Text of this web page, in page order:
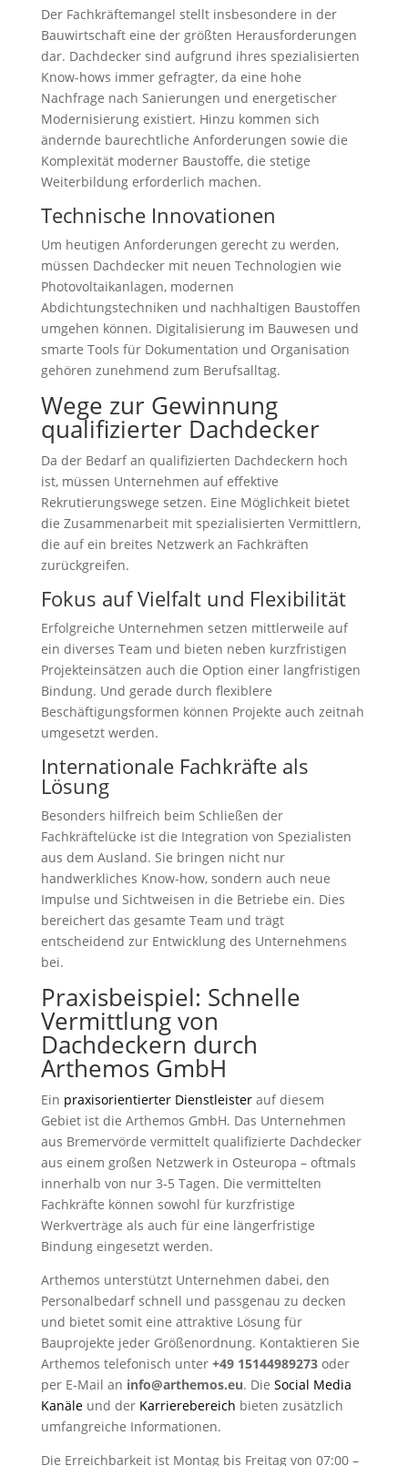
Der Fachkräftemangel stellt insbesondere in der
Bauwirtschaft eine der größten Herausforderungen
dar. Dachdecker sind aufgrund ihres spezialisierten
Know-hows immer gefragter, da eine hohe
Nachfrage nach Sanierungen und energetischer
Modernisierung existiert. Hinzu kommen sich
ändernde baurechtliche Anforderungen sowie die
Komplexität moderner Baustoffe, die stetige
Weiterbildung erforderlich machen.
Technische Innovationen
Um heutigen Anforderungen gerecht zu werden,
müssen Dachdecker mit neuen Technologien wie
Photovoltaikanlagen, modernen
Abdichtungstechniken und nachhaltigen Baustoffen
umgehen können. Digitalisierung im Bauwesen und
smarte Tools für Dokumentation und Organisation
gehören zunehmend zum Berufsalltag.
Wege zur Gewinnung
qualifizierter Dachdecker
Da der Bedarf an qualifizierten Dachdeckern hoch
ist, müssen Unternehmen auf effektive
Rekrutierungswege setzen. Eine Möglichkeit bietet
die Zusammenarbeit mit spezialisierten Vermittlern,
die auf ein breites Netzwerk an Fachkräften
zurückgreifen.
Fokus auf Vielfalt und Flexibilität
Erfolgreiche Unternehmen setzen mittlerweile auf
ein diverses Team und bieten neben kurzfristigen
Projekteinsätzen auch die Option einer langfristigen
Bindung. Und gerade durch flexiblere
Beschäftigungsformen können Projekte auch zeitnah
umgesetzt werden.
Internationale Fachkräfte als
Lösung
Besonders hilfreich beim Schließen der
Fachkräftelücke ist die Integration von Spezialisten
aus dem Ausland. Sie bringen nicht nur
handwerkliches Know-how, sondern auch neue
Impulse und Sichtweisen in die Betriebe ein. Dies
bereichert das gesamte Team und trägt
entscheidend zur Entwicklung des Unternehmens
bei.
Praxisbeispiel: Schnelle
Vermittlung von
Dachdeckern durch
Arthemos GmbH
Ein praxisorientierter Dienstleisterauf diesem
Gebiet ist die Arthemos GmbH. Das Unternehmen
aus Bremervörde vermittelt qualifizierte Dachdecker
aus einem großen Netzwerk in Osteuropa – oftmals
innerhalb von nur 3-5 Tagen. Die vermittelten
Fachkräfte können sowohl für kurzfristige
Werkverträge als auch für eine längerfristige
Bindung eingesetzt werden.
Arthemos unterstützt Unternehmen dabei, den
Personalbedarf schnell und passgenau zu decken
und bietet somit eine attraktive Lösung für
Bauprojekte jeder Größenordnung. Kontaktieren Sie
Arthemos telefonisch unter +49 15144989273oder
per E-Mail an info@arthemos.eu. Die Social Media
Kanäleund der Karrierebereich bieten zusätzlich
umfangreiche Informationen.
Die Erreichbarkeit ist Montag bis Freitag von 07:00 –